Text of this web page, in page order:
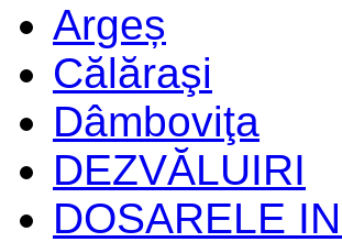
Argeș
Călăraşi
Dâmboviţa
DEZVĂLUIRI
DOSARELE